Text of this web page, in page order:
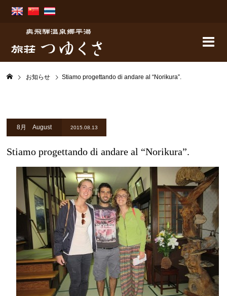
お知らせ Stiamo progettando di andare al “Norikura”.
8月 August 2015.08.13
Stiamo progettando di andare al “Norikura”.